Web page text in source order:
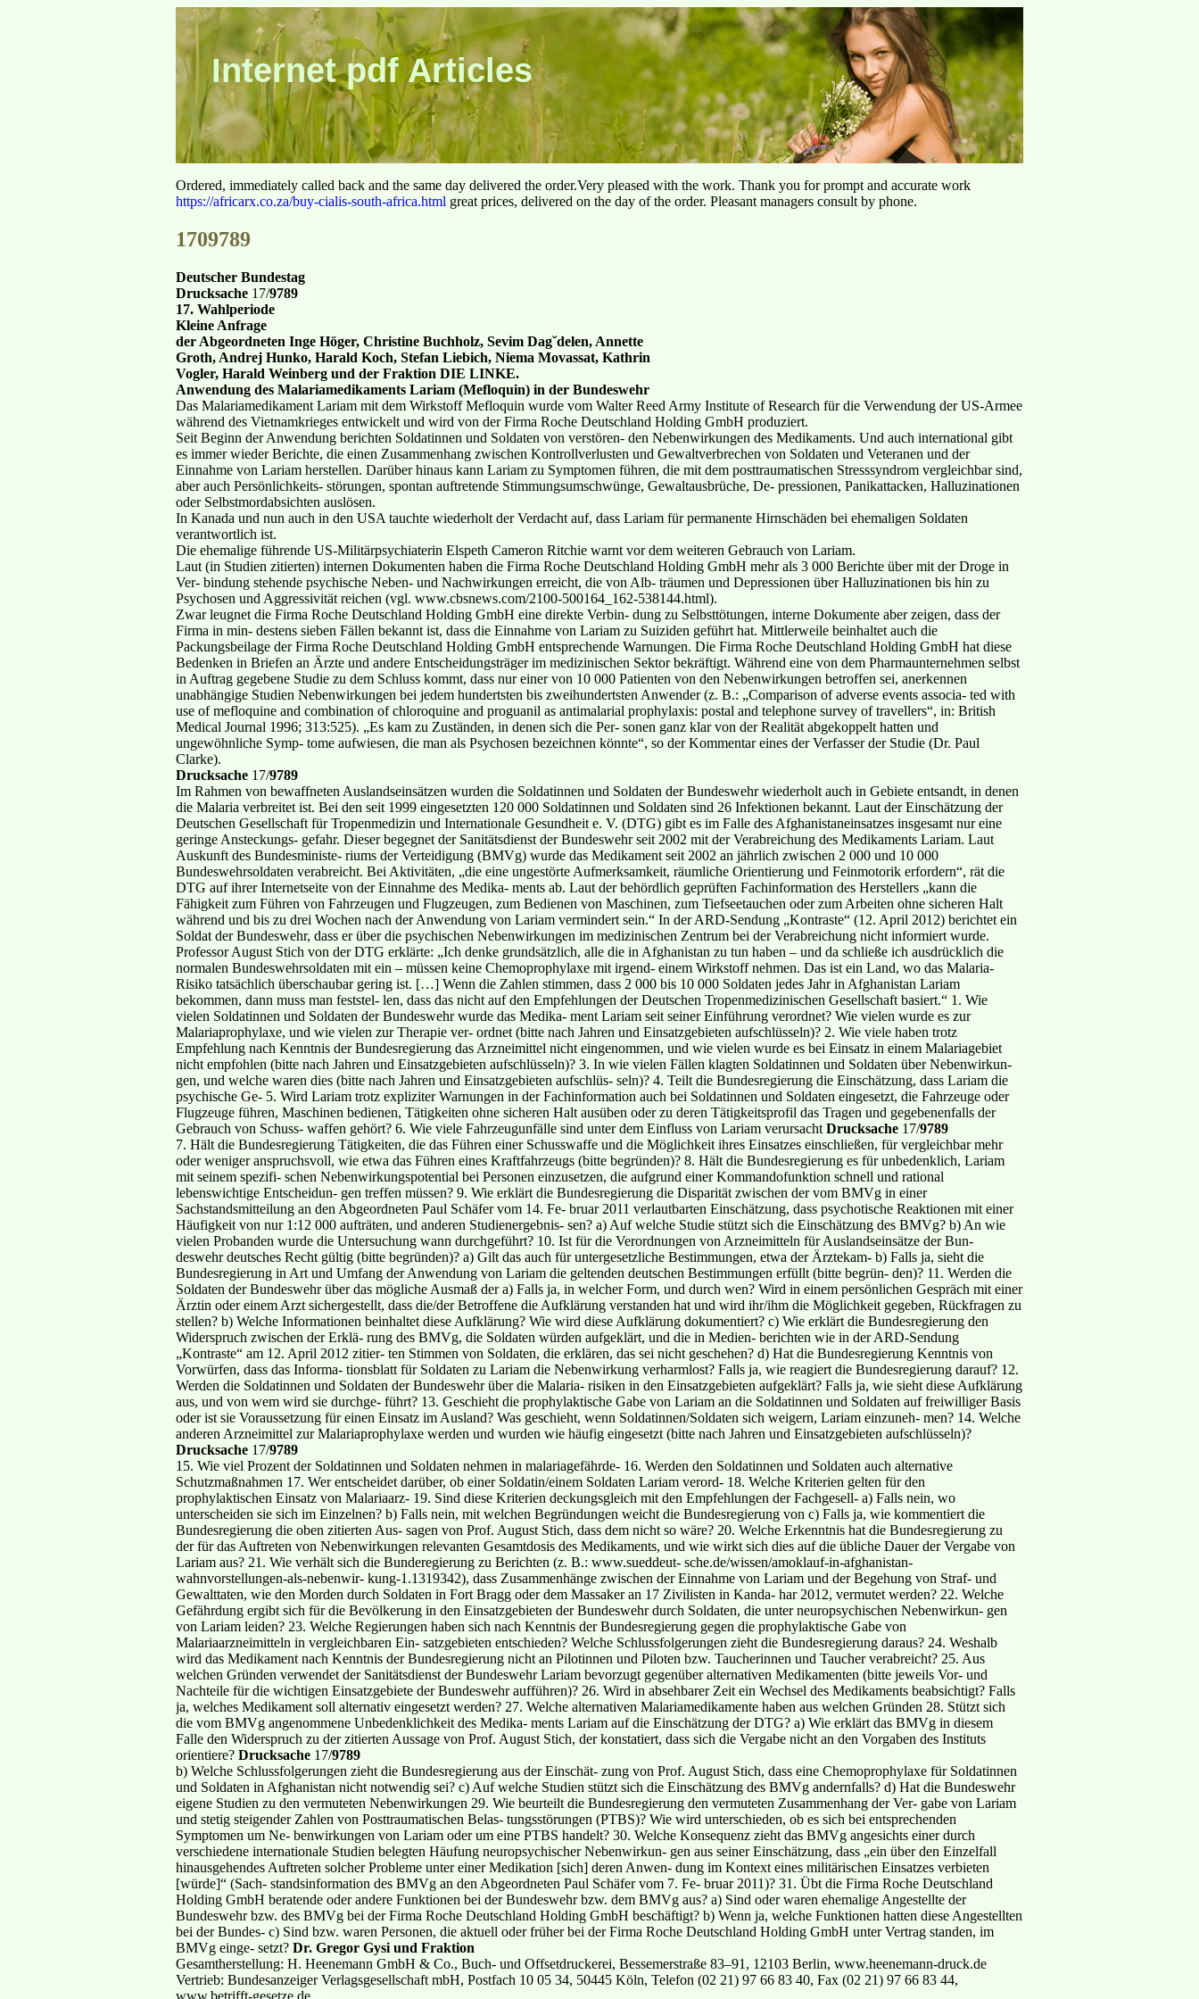
Internet pdf Articles
Ordered, immediately called back and the same day delivered the order.Very pleased with the work. Thank you for prompt and accurate work
https://africarx.co.za/buy-cialis-south-africa.html great prices, delivered on the day of the order. Pleasant managers consult by phone.
1709789
Deutscher Bundestag
Drucksache 17/9789
17. Wahlperiode
Kleine Anfrage
der Abgeordneten Inge Höger, Christine Buchholz, Sevim Dag˘delen, Annette
Groth, Andrej Hunko, Harald Koch, Stefan Liebich, Niema Movassat, Kathrin
Vogler, Harald Weinberg und der Fraktion DIE LINKE.
Anwendung des Malariamedikaments Lariam (Mefloquin) in der Bundeswehr
Das Malariamedikament Lariam mit dem Wirkstoff Mefloquin wurde vom Walter Reed Army Institute of Research für die Verwendung der US-Armee
während des Vietnamkrieges entwickelt und wird von der Firma Roche Deutschland Holding GmbH produziert.
Seit Beginn der Anwendung berichten Soldatinnen und Soldaten von verstören- den Nebenwirkungen des Medikaments. Und auch international gibt
es immer wieder Berichte, die einen Zusammenhang zwischen Kontrollverlusten und Gewaltverbrechen von Soldaten und Veteranen und der
Einnahme von Lariam herstellen. Darüber hinaus kann Lariam zu Symptomen führen, die mit dem posttraumatischen Stresssyndrom vergleichbar sind,
aber auch Persönlichkeits- störungen, spontan auftretende Stimmungsumschwünge, Gewaltausbrüche, De- pressionen, Panikattacken, Halluzinationen
oder Selbstmordabsichten auslösen.
In Kanada und nun auch in den USA tauchte wiederholt der Verdacht auf, dass Lariam für permanente Hirnschäden bei ehemaligen Soldaten
verantwortlich ist.
Die ehemalige führende US-Militärpsychiaterin Elspeth Cameron Ritchie warnt vor dem weiteren Gebrauch von Lariam.
Laut (in Studien zitierten) internen Dokumenten haben die Firma Roche Deutschland Holding GmbH mehr als 3 000 Berichte über mit der Droge in
Ver- bindung stehende psychische Neben- und Nachwirkungen erreicht, die von Alb- träumen und Depressionen über Halluzinationen bis hin zu
Psychosen und Aggressivität reichen (vgl. www.cbsnews.com/2100-500164_162-538144.html).
Zwar leugnet die Firma Roche Deutschland Holding GmbH eine direkte Verbin- dung zu Selbsttötungen, interne Dokumente aber zeigen, dass der
Firma in min- destens sieben Fällen bekannt ist, dass die Einnahme von Lariam zu Suiziden geführt hat. Mittlerweile beinhaltet auch die
Packungsbeilage der Firma Roche Deutschland Holding GmbH entsprechende Warnungen. Die Firma Roche Deutschland Holding GmbH hat diese
Bedenken in Briefen an Ärzte und andere Entscheidungsträger im medizinischen Sektor bekräftigt. Während eine von dem Pharmaunternehmen selbst
in Auftrag gegebene Studie zu dem Schluss kommt, dass nur einer von 10 000 Patienten von den Nebenwirkungen betroffen sei, anerkennen
unabhängige Studien Nebenwirkungen bei jedem hundertsten bis zweihundertsten Anwender (z. B.: „Comparison of adverse events associa- ted with
use of mefloquine and combination of chloroquine and proguanil as antimalarial prophylaxis: postal and telephone survey of travellers“, in: British
Medical Journal 1996; 313:525). „Es kam zu Zuständen, in denen sich die Per- sonen ganz klar von der Realität abgekoppelt hatten und
ungewöhnliche Symp- tome aufwiesen, die man als Psychosen bezeichnen könnte“, so der Kommentar eines der Verfasser der Studie (Dr. Paul
Clarke).
Drucksache 17/9789
Im Rahmen von bewaffneten Auslandseinsätzen wurden die Soldatinnen und Soldaten der Bundeswehr wiederholt auch in Gebiete entsandt, in denen
die Malaria verbreitet ist. Bei den seit 1999 eingesetzten 120 000 Soldatinnen und Soldaten sind 26 Infektionen bekannt. Laut der Einschätzung der
Deutschen Gesellschaft für Tropenmedizin und Internationale Gesundheit e. V. (DTG) gibt es im Falle des Afghanistaneinsatzes insgesamt nur eine
geringe Ansteckungs- gefahr. Dieser begegnet der Sanitätsdienst der Bundeswehr seit 2002 mit der Verabreichung des Medikaments Lariam. Laut
Auskunft des Bundesministe- riums der Verteidigung (BMVg) wurde das Medikament seit 2002 an jährlich zwischen 2 000 und 10 000
Bundeswehrsoldaten verabreicht. Bei Aktivitäten, „die eine ungestörte Aufmerksamkeit, räumliche Orientierung und Feinmotorik erfordern“, rät die
DTG auf ihrer Internetseite von der Einnahme des Medika- ments ab. Laut der behördlich geprüften Fachinformation des Herstellers „kann die
Fähigkeit zum Führen von Fahrzeugen und Flugzeugen, zum Bedienen von Maschinen, zum Tiefseetauchen oder zum Arbeiten ohne sicheren Halt
während und bis zu drei Wochen nach der Anwendung von Lariam vermindert sein.“ In der ARD-Sendung „Kontraste“ (12. April 2012) berichtet ein
Soldat der Bundeswehr, dass er über die psychischen Nebenwirkungen im medizinischen Zentrum bei der Verabreichung nicht informiert wurde.
Professor August Stich von der DTG erklärte: „Ich denke grundsätzlich, alle die in Afghanistan zu tun haben – und da schließe ich ausdrücklich die
normalen Bundeswehrsoldaten mit ein – müssen keine Chemoprophylaxe mit irgend- einem Wirkstoff nehmen. Das ist ein Land, wo das Malaria-
Risiko tatsächlich überschaubar gering ist. […] Wenn die Zahlen stimmen, dass 2 000 bis 10 000 Soldaten jedes Jahr in Afghanistan Lariam
bekommen, dann muss man feststel- len, dass das nicht auf den Empfehlungen der Deutschen Tropenmedizinischen Gesellschaft basiert.“ 1. Wie
vielen Soldatinnen und Soldaten der Bundeswehr wurde das Medika- ment Lariam seit seiner Einführung verordnet? Wie vielen wurde es zur
Malariaprophylaxe, und wie vielen zur Therapie ver- ordnet (bitte nach Jahren und Einsatzgebieten aufschlüsseln)? 2. Wie viele haben trotz
Empfehlung nach Kenntnis der Bundesregierung das Arzneimittel nicht eingenommen, und wie vielen wurde es bei Einsatz in einem Malariagebiet
nicht empfohlen (bitte nach Jahren und Einsatzgebieten aufschlüsseln)? 3. In wie vielen Fällen klagten Soldatinnen und Soldaten über Nebenwirkun-
gen, und welche waren dies (bitte nach Jahren und Einsatzgebieten aufschlüs- seln)? 4. Teilt die Bundesregierung die Einschätzung, dass Lariam die
psychische Ge- 5. Wird Lariam trotz expliziter Warnungen in der Fachinformation auch bei Soldatinnen und Soldaten eingesetzt, die Fahrzeuge oder
Flugzeuge führen, Maschinen bedienen, Tätigkeiten ohne sicheren Halt ausüben oder zu deren Tätigkeitsprofil das Tragen und gegebenenfalls der
Gebrauch von Schuss- waffen gehört? 6. Wie viele Fahrzeugunfälle sind unter dem Einfluss von Lariam verursacht Drucksache 17/9789
7. Hält die Bundesregierung Tätigkeiten, die das Führen einer Schusswaffe und die Möglichkeit ihres Einsatzes einschließen, für vergleichbar mehr
oder weniger anspruchsvoll, wie etwa das Führen eines Kraftfahrzeugs (bitte begründen)? 8. Hält die Bundesregierung es für unbedenklich, Lariam
mit seinem spezifi- schen Nebenwirkungspotential bei Personen einzusetzen, die aufgrund einer Kommandofunktion schnell und rational
lebenswichtige Entscheidun- gen treffen müssen? 9. Wie erklärt die Bundesregierung die Disparität zwischen der vom BMVg in einer
Sachstandsmitteilung an den Abgeordneten Paul Schäfer vom 14. Fe- bruar 2011 verlautbarten Einschätzung, dass psychotische Reaktionen mit einer
Häufigkeit von nur 1:12 000 aufträten, und anderen Studienergebnis- sen? a) Auf welche Studie stützt sich die Einschätzung des BMVg? b) An wie
vielen Probanden wurde die Untersuchung wann durchgeführt? 10. Ist für die Verordnungen von Arzneimitteln für Auslandseinsätze der Bun-
deswehr deutsches Recht gültig (bitte begründen)? a) Gilt das auch für untergesetzliche Bestimmungen, etwa der Ärztekam- b) Falls ja, sieht die
Bundesregierung in Art und Umfang der Anwendung von Lariam die geltenden deutschen Bestimmungen erfüllt (bitte begrün- den)? 11. Werden die
Soldaten der Bundeswehr über das mögliche Ausmaß der a) Falls ja, in welcher Form, und durch wen? Wird in einem persönlichen Gespräch mit einer
Ärztin oder einem Arzt sichergestellt, dass die/der Betroffene die Aufklärung verstanden hat und wird ihr/ihm die Möglichkeit gegeben, Rückfragen zu
stellen? b) Welche Informationen beinhaltet diese Aufklärung? Wie wird diese Aufklärung dokumentiert? c) Wie erklärt die Bundesregierung den
Widerspruch zwischen der Erklä- rung des BMVg, die Soldaten würden aufgeklärt, und die in Medien- berichten wie in der ARD-Sendung
„Kontraste“ am 12. April 2012 zitier- ten Stimmen von Soldaten, die erklären, das sei nicht geschehen? d) Hat die Bundesregierung Kenntnis von
Vorwürfen, dass das Informa- tionsblatt für Soldaten zu Lariam die Nebenwirkung verharmlost? Falls ja, wie reagiert die Bundesregierung darauf? 12.
Werden die Soldatinnen und Soldaten der Bundeswehr über die Malaria- risiken in den Einsatzgebieten aufgeklärt? Falls ja, wie sieht diese Aufklärung
aus, und von wem wird sie durchge- führt? 13. Geschieht die prophylaktische Gabe von Lariam an die Soldatinnen und Soldaten auf freiwilliger Basis
oder ist sie Voraussetzung für einen Einsatz im Ausland? Was geschieht, wenn Soldatinnen/Soldaten sich weigern, Lariam einzuneh- men? 14. Welche
anderen Arzneimittel zur Malariaprophylaxe werden und wurden wie häufig eingesetzt (bitte nach Jahren und Einsatzgebieten aufschlüsseln)?
Drucksache 17/9789
15. Wie viel Prozent der Soldatinnen und Soldaten nehmen in malariagefährde- 16. Werden den Soldatinnen und Soldaten auch alternative
Schutzmaßnahmen 17. Wer entscheidet darüber, ob einer Soldatin/einem Soldaten Lariam verord- 18. Welche Kriterien gelten für den
prophylaktischen Einsatz von Malariaarz- 19. Sind diese Kriterien deckungsgleich mit den Empfehlungen der Fachgesell- a) Falls nein, wo
unterscheiden sie sich im Einzelnen? b) Falls nein, mit welchen Begründungen weicht die Bundesregierung von c) Falls ja, wie kommentiert die
Bundesregierung die oben zitierten Aus- sagen von Prof. August Stich, dass dem nicht so wäre? 20. Welche Erkenntnis hat die Bundesregierung zu
der für das Auftreten von Nebenwirkungen relevanten Gesamtdosis des Medikaments, und wie wirkt sich dies auf die übliche Dauer der Vergabe von
Lariam aus? 21. Wie verhält sich die Bunderegierung zu Berichten (z. B.: www.sueddeut- sche.de/wissen/amoklauf-in-afghanistan-
wahnvorstellungen-als-nebenwir- kung-1.1319342), dass Zusammenhänge zwischen der Einnahme von Lariam und der Begehung von Straf- und
Gewalttaten, wie den Morden durch Soldaten in Fort Bragg oder dem Massaker an 17 Zivilisten in Kanda- har 2012, vermutet werden? 22. Welche
Gefährdung ergibt sich für die Bevölkerung in den Einsatzgebieten der Bundeswehr durch Soldaten, die unter neuropsychischen Nebenwirkun- gen
von Lariam leiden? 23. Welche Regierungen haben sich nach Kenntnis der Bundesregierung gegen die prophylaktische Gabe von
Malariaarzneimitteln in vergleichbaren Ein- satzgebieten entschieden? Welche Schlussfolgerungen zieht die Bundesregierung daraus? 24. Weshalb
wird das Medikament nach Kenntnis der Bundesregierung nicht an Pilotinnen und Piloten bzw. Taucherinnen und Taucher verabreicht? 25. Aus
welchen Gründen verwendet der Sanitätsdienst der Bundeswehr Lariam bevorzugt gegenüber alternativen Medikamenten (bitte jeweils Vor- und
Nachteile für die wichtigen Einsatzgebiete der Bundeswehr aufführen)? 26. Wird in absehbarer Zeit ein Wechsel des Medikaments beabsichtigt? Falls
ja, welches Medikament soll alternativ eingesetzt werden? 27. Welche alternativen Malariamedikamente haben aus welchen Gründen 28. Stützt sich
die vom BMVg angenommene Unbedenklichkeit des Medika- ments Lariam auf die Einschätzung der DTG? a) Wie erklärt das BMVg in diesem
Falle den Widerspruch zu der zitierten Aussage von Prof. August Stich, der konstatiert, dass sich die Vergabe nicht an den Vorgaben des Instituts
orientiere? Drucksache 17/9789
b) Welche Schlussfolgerungen zieht die Bundesregierung aus der Einschät- zung von Prof. August Stich, dass eine Chemoprophylaxe für Soldatinnen
und Soldaten in Afghanistan nicht notwendig sei? c) Auf welche Studien stützt sich die Einschätzung des BMVg andernfalls? d) Hat die Bundeswehr
eigene Studien zu den vermuteten Nebenwirkungen 29. Wie beurteilt die Bundesregierung den vermuteten Zusammenhang der Ver- gabe von Lariam
und stetig steigender Zahlen von Posttraumatischen Belas- tungsstörungen (PTBS)? Wie wird unterschieden, ob es sich bei entsprechenden
Symptomen um Ne- benwirkungen von Lariam oder um eine PTBS handelt? 30. Welche Konsequenz zieht das BMVg angesichts einer durch
verschiedene internationale Studien belegten Häufung neuropsychischer Nebenwirkun- gen aus seiner Einschätzung, dass „ein über den Einzelfall
hinausgehendes Auftreten solcher Probleme unter einer Medikation [sich] deren Anwen- dung im Kontext eines militärischen Einsatzes verbieten
[würde]“ (Sach- standsinformation des BMVg an den Abgeordneten Paul Schäfer vom 7. Fe- bruar 2011)? 31. Übt die Firma Roche Deutschland
Holding GmbH beratende oder andere Funktionen bei der Bundeswehr bzw. dem BMVg aus? a) Sind oder waren ehemalige Angestellte der
Bundeswehr bzw. des BMVg bei der Firma Roche Deutschland Holding GmbH beschäftigt? b) Wenn ja, welche Funktionen hatten diese Angestellten
bei der Bundes- c) Sind bzw. waren Personen, die aktuell oder früher bei der Firma Roche Deutschland Holding GmbH unter Vertrag standen, im
BMVg einge- setzt? Dr. Gregor Gysi und Fraktion
Gesamtherstellung: H. Heenemann GmbH & Co., Buch- und Offsetdruckerei, Bessemerstraße 83–91, 12103 Berlin, www.heenemann-druck.de
Vertrieb: Bundesanzeiger Verlagsgesellschaft mbH, Postfach 10 05 34, 50445 Köln, Telefon (02 21) 97 66 83 40, Fax (02 21) 97 66 83 44,
www.betrifft-gesetze.de